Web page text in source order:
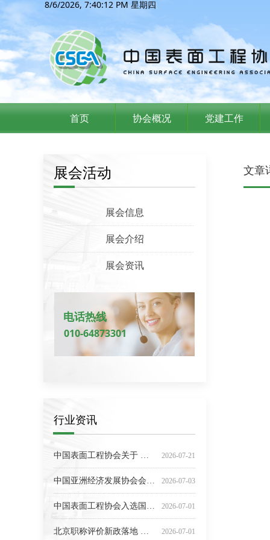
首页 协会概况 党建工作
8/6/2026, 7:40:13 PM 星期四
文章
展会活动
展会信息
展会介绍
展会资讯
010-64873301
电话热线
行业资讯
2025-04-15
【深入贯彻中央八项规定精神学习教育】学习问答•加强党的作风建设⑥"四风"是指哪"四风"？具体表现是什么？ 2026-07-30
关于《热障涂层热冲击寿命测试方法》团体标准 拟立项的公示 2026-07-27
中央社会工作部召开《中共中央 国务院关于加强新时代社会工作的意见》学习贯彻工作部署推进会 2026-07-24
中共中央 国务院印发《关于加强新时代社会工作的意见》 2026-06-22
关于举办2026中国粉末渗镀技术大会暨第二届会员代表大会的通知（第二轮） 2026-06-18
国务院关于印发《实施就业优先战略 “十五五”规划》的通知 2026-06-03
2026中国表面工程协会科技装备分会第二次会员代表大会在成都成功召开 2026-06-03
关于加强表面工程行业安全生产工作的提示 2026-06-01
中国国际跨国公司促进会常务副会长张笑宇接受纪律审查和监察调查 2026-05-29
中国国际跨国公司促进会常务副会长张笑宇接受纪律审查和监察调查 2026-05-27
中国表面工程协会关于发布2026年协会团体标准制（修）订计划的通知 2026-05-26
关于对《无氰镀银层通用规范（征求意见稿）》等3项团体标准征求意见的函 2026-05-20
关于征集《镁合金自修复膜工艺规范》团体标准起草单位的通知 2026-05-19
提质增效 数智赋能 持续推进行业可持续发展——中国表面工程协会七届二次理事（扩大）会议在上海召开 2026-05-19
第二十八届国际热喷涂研讨会（ITSS′2025）暨第二十九届全国热喷涂年会（CNTSC′2025）成功召开